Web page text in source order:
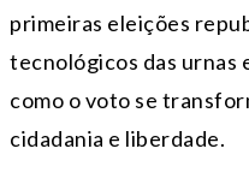
primeiras eleições
tecnológicos das urnas
como o voto se
cidadania e liberdade.